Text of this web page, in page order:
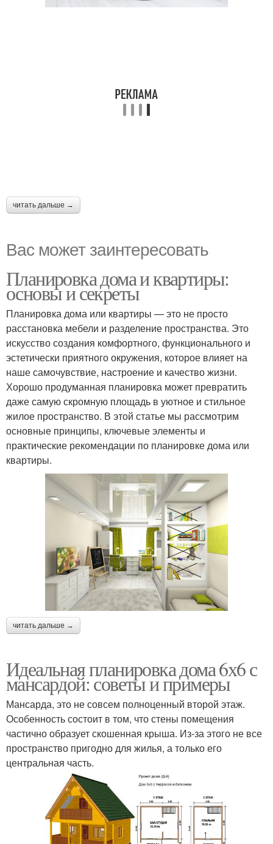
читать дальше →
Вас может заинтересовать
Планировка дома и квартиры:
основы и секреты
Планировка дома или квартиры — это не просто
расстановка мебели и разделение пространства. Это
искусство создания комфортного, функционального и
эстетически приятного окружения, которое влияет на
наше самочувствие, настроение и качество жизни.
Хорошо продуманная планировка может превратить
даже самую скромную площадь в уютное и стильное
жилое пространство. В этой статье мы рассмотрим
основные принципы, ключевые элементы и
практические рекомендации по планировке дома или
квартиры.
читать дальше →
Идеальная планировка дома 6х6 с
мансардой: советы и примеры
Мансарда, это не совсем полноценный второй этаж.
Особенность состоит в том, что стены помещения
частично образует скошенная крыша. Из-за этого не все
пространство пригодно для жилья, а только его
центральная часть.